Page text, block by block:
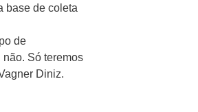
base de coleta
de
Só teremos
Diniz.